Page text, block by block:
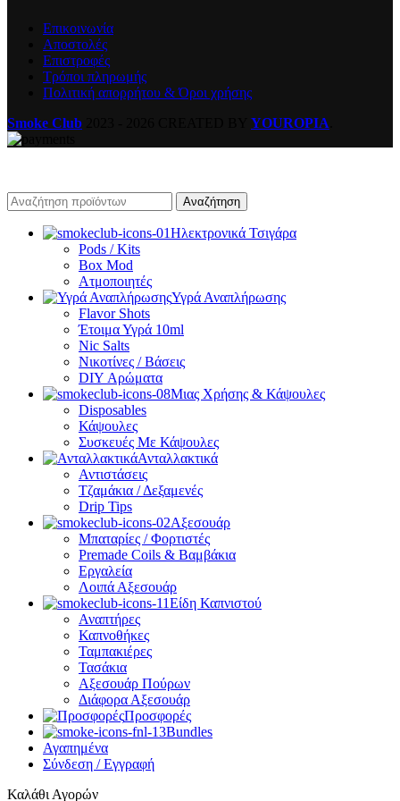
Επικοινωνία
Αποστολές
Επιστροφές
Τρόποι πληρωμής
Πολιτική απορρήτου & Όροι χρήσης
Smoke Club
YOUROPIA
Αναζήτηση
Ηλεκτρονικά Τσιγάρα
Pods / Kits
Box Mod
Ατμοποιητές
Υγρά Αναπλήρωσης
Flavor Shots
Έτοιμα Υγρά 10ml
Nic Salts
Νικοτίνες / Βάσεις
DIY Αρώματα
Μιας Χρήσης & Κάψουλες
Disposables
Κάψουλες
Συσκευές Με Κάψουλες
Ανταλλακτικά
Αντιστάσεις
Τζαμάκια / Δεξαμενές
Drip Tips
Αξεσουάρ
Μπαταρίες / Φορτιστές
Premade Coils & Βαμβάκια
Εργαλεία
Λοιπά Αξεσουάρ
Είδη Καπνιστού
Αναπτήρες
Καπνοθήκες
Ταμπακιέρες
Τασάκια
Αξεσουάρ Πούρων
Διάφορα Αξεσουάρ
Προσφορές
Bundles
Αγαπημένα
Σύνδεση / Εγγραφή
Καλάθι Αγορών